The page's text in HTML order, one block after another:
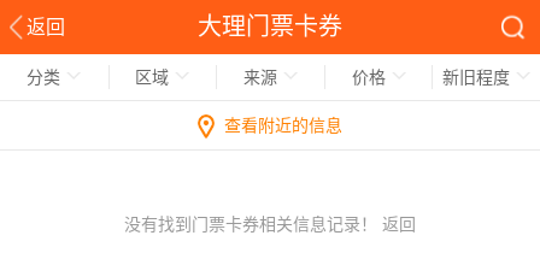
返回 大理门票卡券
分类 区域 来源 价格 新旧程度
查看附近的信息
没有找到门票卡券相关信息记录！ 返回